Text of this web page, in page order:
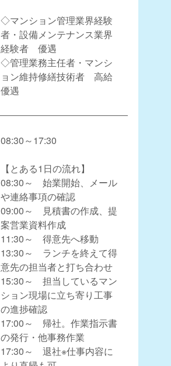
◇マンション管理業界経験
者・設備メンテナンス業界
経験者 優遇
◇管理業務主任者・マンシ
ョン維持修繕技術者 高給
優遇
08:30～17:30
【とある1日の流れ】
08:30～ 始業開始、メール
や連絡事項の確認
09:00～ 見積書の作成、提
案営業資料作成
11:30～ 得意先へ移動
13:30～ ランチを終えて得
意先の担当者と打ち合わせ
15:30～ 担当しているマン
ション現場に立ち寄り工事
の進捗確認
17:00～ 帰社。作業指示書
の発行・他事務作業
17:30～ 退社※仕事内容に